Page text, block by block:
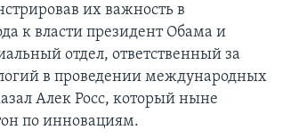
их важность в
к власти президент Обама и
отдел, ответственный за
в проведении международных
Алек Росс, который ныне
по инновациям.